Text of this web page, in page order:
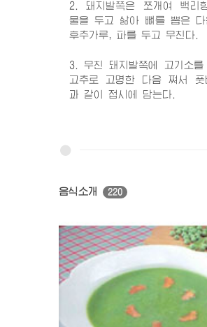
2. 돼지발쪽은 쪼개여 백리
물을 두고 삶아 뼈를 뽑은 다
후추가루, 파를 두고 무친다.
3. 무친 돼지발쪽에 고기소
고추로 고명한 다음 쪄서 풋
과 같이 접시에 담는다.
음식소개 220